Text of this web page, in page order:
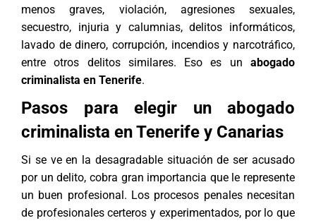
menos graves, violación, agresiones sexuales,
secuestro, injuria y calumnias, delitos informáticos,
lavado de dinero, corrupción, incendios y narcotráfico,
entre otros delitos similares. Eso es un abogado
criminalista en Tenerife.
Pasos para elegir un abogado
criminalista en Tenerife y Canarias
Si se ve en la desagradable situación de ser acusado
por un delito, cobra gran importancia que le represente
un buen profesional. Los procesos penales necesitan
de profesionales certeros y experimentados, por lo que